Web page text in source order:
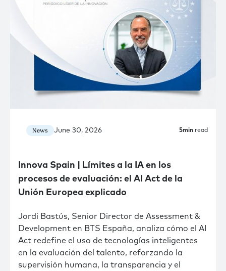
News June 30, 2026 5min read
Innova Spain | Límites a la IA en los
procesos de evaluación: el AI Act de la
Unión Europea explicado
Jordi Bastús, Senior Director de Assessment &
Development en BTS España, analiza cómo el AI
Act redefine el uso de tecnologías inteligentes
en la evaluación del talento, reforzando la
supervisión humana, la transparencia y el